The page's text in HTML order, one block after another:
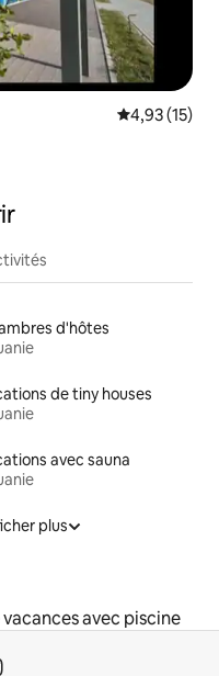
Évaluation
4,93 (15)
d'hôtes
de tiny houses
avec sauna
plus
avec piscine